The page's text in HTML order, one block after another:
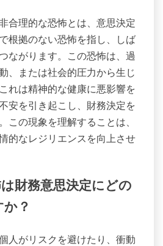
合理的な恐怖とは、意思決定
根拠のない恐怖を指し、しば
ながります。この恐怖は、過
、または社会的圧力から生じ
れは精神的な健康に悪影響を
安を引き起こし、財務決定を
この現象を理解することは、
的なレジリエンスを向上させ
財務意思決定にどの
？
人がリスクを避けたり、衝動